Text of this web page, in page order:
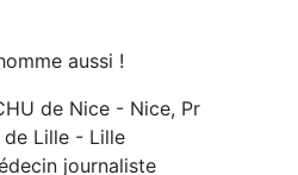
aussi !
de Nice - Nice, Pr
Lille - Lille
journaliste